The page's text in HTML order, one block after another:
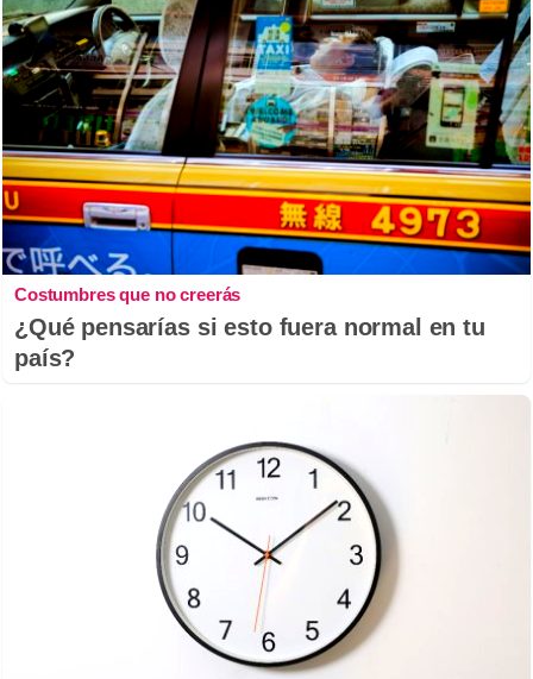
Costumbres que no creerás
¿Qué pensarías si esto fuera normal en tu
país?